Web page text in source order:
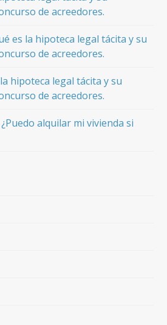
de acreedores.
es la hipoteca legal tácita y su
de acreedores.
hipoteca legal tácita y su
de acreedores.
¿Puedo alquilar mi vivienda si